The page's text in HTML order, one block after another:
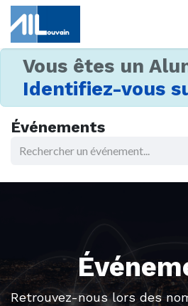
Vous êtes un
Identifiez-vous
Événements
Retrouvez-nous lors des